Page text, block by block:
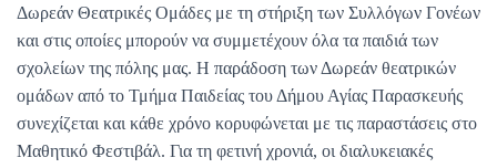
Δωρεάν Θεατρικές Ομάδες με τη στήριξη των Συλλόγων Γονέων
και στις οποίες μπορούν να συμμετέχουν όλα τα παιδιά των
σχολείων της πόλης μας. Η παράδοση των Δωρεάν θεατρικών
ομάδων από το Τμήμα Παιδείας του Δήμου Αγίας Παρασκευής
συνεχίζεται και κάθε χρόνο κορυφώνεται με τις παραστάσεις στο
Μαθητικό Φεστιβάλ. Για τη φετινή χρονιά, οι διαλυκειακές